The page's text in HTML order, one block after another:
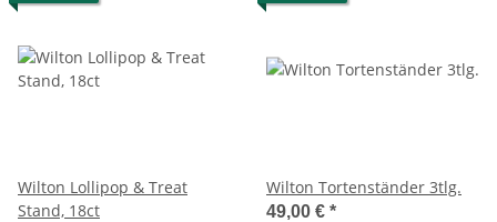
Wilton Lollipop & Treat
Stand, 18ct
Wilton Tortenständer 3tlg.
49,00 € *